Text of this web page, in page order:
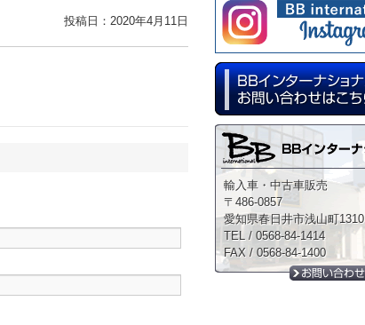
投稿日：2020年4月11日
輸入車・中古車販売
〒486-0857
愛知県春日井市浅山町1310
TEL / 0568-84-1414
FAX / 0568-84-1400